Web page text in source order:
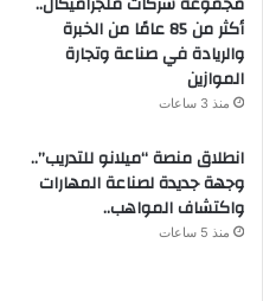
أكثر من 85 عامًا من الخبرة
والريادة في صناعة وتجارة
الموازين
منذ 3 ساعات
انطلاق منصة “ميلانو للتدريب”..
وجهة جديدة لصناعة المهارات
واكتشاف المواهب..
منذ 5 ساعات